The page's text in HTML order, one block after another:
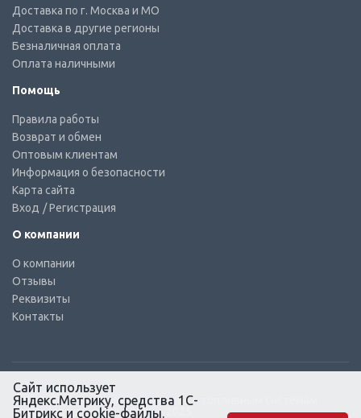
Доставка по г. Москва и МО
Доставка в другие регионы
Безналичная оплата
Оплата наличными
Помощь
Правила работы
Возврат и обмен
Оптовым клиентам
Информация о безопасности
Карта сайта
Вход / Регистрация
О компании
О компании
Отзывы
Реквизиты
Контакты
© КТС-Дизель – Комплектующие к топливным системам
Все права защищены, 2003 – 2025
Сайт использует
Яндекс.Метрику, средства 1С-
Битрикс и cookie-файлы.